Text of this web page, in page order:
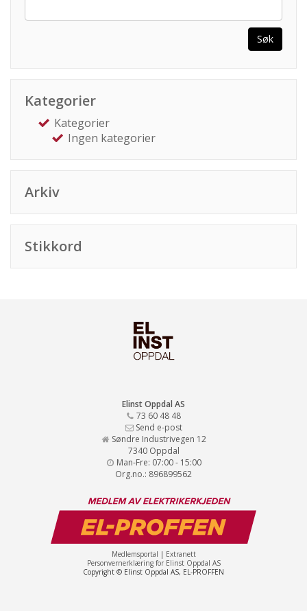
Søk
Kategorier
Kategorier
Ingen kategorier
Arkiv
Stikkord
Elinst Oppdal AS
73 60 48 48
Send e-post
Søndre Industrivegen 12
7340 Oppdal
Man-Fre: 07:00 - 15:00
Org.no.: 896899562
Medlemsportal | Extranett
Personvernerklæring for Elinst Oppdal AS
Copyright © Elinst Oppdal AS, EL-PROFFEN